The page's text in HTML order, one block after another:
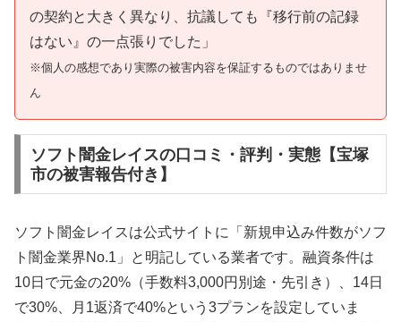
の契約と大きく異なり、抗議しても『移行前の記録
はない』の一点張りでした」
※個人の感想であり実際の被害内容を保証するものではありませ
ん
ソフト闇金レイスの口コミ・評判・実態【宝塚
市の被害報告付き】
ソフト闇金レイスは公式サイトに「新規申込み件数がソフ
ト闇金業界No.1」と明記している業者です。融資条件は
10日で元金の20%（手数料3,000円別途・先引き）、14日
で30%、月1返済で40%という3プランを設定していま